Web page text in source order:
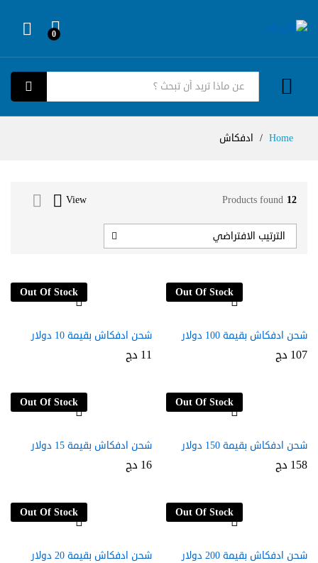
0
كل الفئات
بحث
Home
/ ادفكاش
12
Products found
View
الترتيب الافتراضي
Out Of Stock
شحن ادفكاش بقيمة 10 دولار
11 دج
Out Of Stock
شحن ادفكاش بقيمة 100 دولار
107 دج
Out Of Stock
شحن ادفكاش بقيمة 15 دولار
16 دج
Out Of Stock
شحن ادفكاش بقيمة 150 دولار
158 دج
Out Of Stock
شحن ادفكاش بقيمة 20 دولار
Out Of Stock
شحن ادفكاش بقيمة 200 دولار